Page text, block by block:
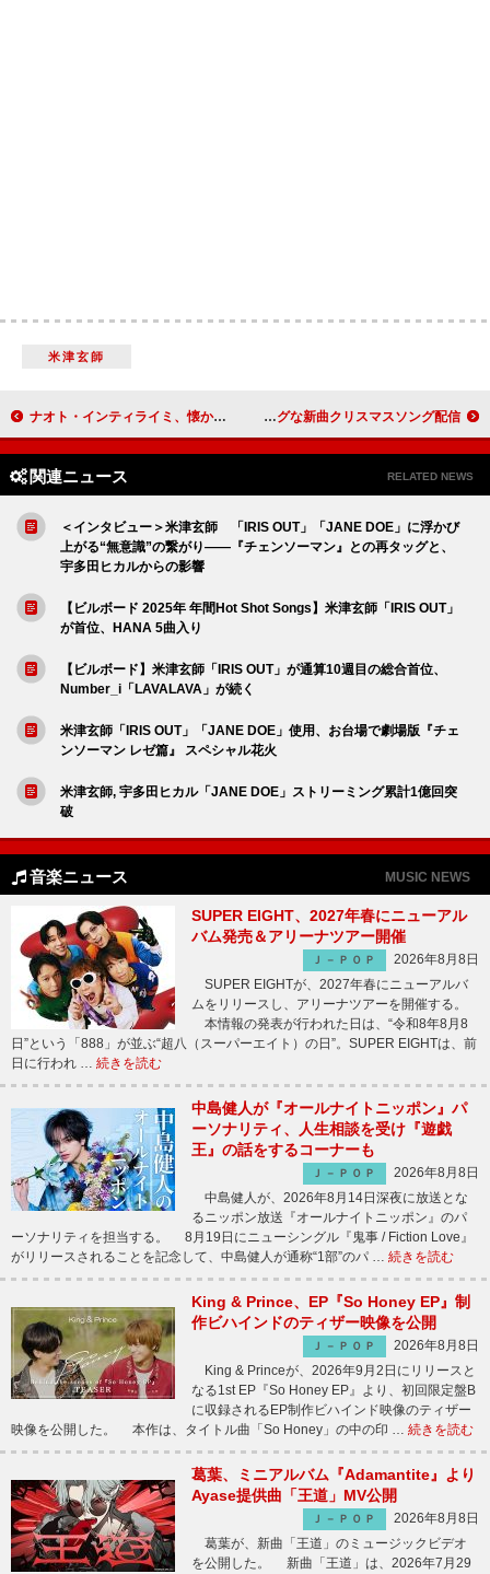
米津玄師
ナオト・インティライミ、懐かしさと新しさが融合「タカラモノ～この声がなくなるまで～(REBOOT ver.)」MV公開 カジヒデキ、ちょっぴりジャジー＆ハートウォーミングな新曲クリスマスソング配信
関連ニュース RELATED NEWS
＜インタビュー＞米津玄師 「IRIS OUT」「JANE DOE」に浮かび
上がる“無意識”の繋がり――『チェンソーマン』との再タッグと、
宇多田ヒカルからの影響
【ビルボード 2025年 年間Hot Shot Songs】米津玄師「IRIS OUT」
が首位、HANA 5曲入り
【ビルボード】米津玄師「IRIS OUT」が通算10週目の総合首位、
Number_i「LAVALAVA」が続く
米津玄師「IRIS OUT」「JANE DOE」使用、お台場で劇場版『チェ
ンソーマン レゼ篇』 スペシャル花火
米津玄師, 宇多田ヒカル「JANE DOE」ストリーミング累計1億回突
破
音楽ニュース MUSIC NEWS
SUPER EIGHT、2027年春にニューアル
バム発売＆アリーナツアー開催
Ｊ－ＰＯＰ
2026年8月8日
SUPER EIGHTが、2027年春にニューアルバ
ムをリリースし、アリーナツアーを開催する。
本情報の発表が行われた日は、“令和8年8月8
日”という「888」が並ぶ“超八（スーパーエイト）の日”。SUPER EIGHTは、前
日に行われ … 続きを読む
中島健人が『オールナイトニッポン』パ
ーソナリティ、人生相談を受け『遊戯
王』の話をするコーナーも
Ｊ－ＰＯＰ
2026年8月8日
中島健人が、2026年8月14日深夜に放送とな
るニッポン放送『オールナイトニッポン』のパ
ーソナリティを担当する。 8月19日にニューシングル『鬼事 / Fiction Love』
がリリースされることを記念して、中島健人が通称“1部”のパ … 続きを読む
King & Prince、EP『So Honey EP』制
作ビハインドのティザー映像を公開
Ｊ－ＰＯＰ
2026年8月8日
King & Princeが、2026年9月2日にリリースと
なる1st EP『So Honey EP』より、初回限定盤B
に収録されるEP制作ビハインド映像のティザー
映像を公開した。 本作は、タイトル曲「So Honey」の中の印 … 続きを読む
葛葉、ミニアルバム『Adamantite』より
Ayase提供曲「王道」MV公開
Ｊ－ＰＯＰ
2026年8月8日
葛葉が、新曲「王道」のミュージックビデオ
を公開した。 新曲「王道」は、2026年7月29